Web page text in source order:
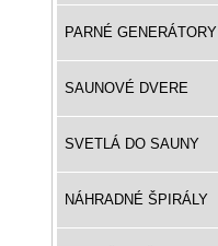
PARNÉ GENERÁTORY
SAUNOVÉ DVERE
SVETLÁ DO SAUNY
NÁHRADNÉ ŠPIRÁLY